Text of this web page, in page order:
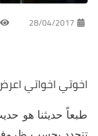
28/04/2017
اخوتي اخواتي
طبعاً حديثنا هو